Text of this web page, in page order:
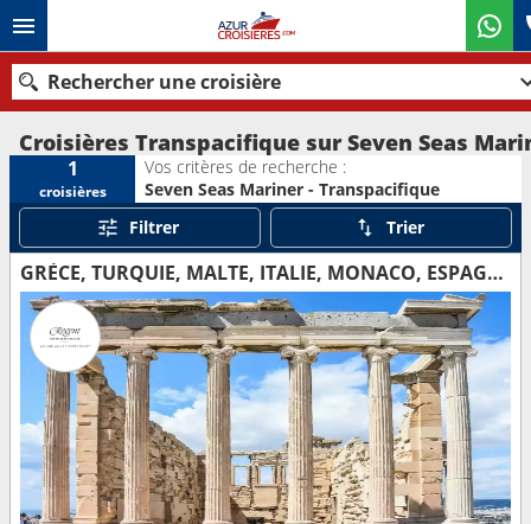
Rechercher une croisière
Nos destinations
Mois de départ
Ports Compagnies
Rechercher
Croisières Transpacifique sur Seven Seas
1
croisières
Vos critères de recherche :
Seven Seas Mariner - Transpacifique
Filtrer
Trier
GRÈCE, TURQUIE, MALTE, ITALIE, MONACO, ESPAGNE, PORTUGAL, ROYAUME-UNI, ÉTATS-UNIS